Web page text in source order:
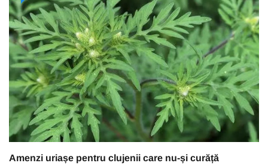
Amenzi uriașe pentru clujenii care nu-și curăță